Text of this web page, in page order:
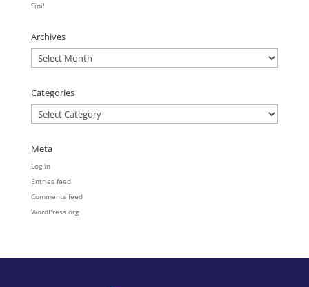
Sini!
Archives
Archives
Categories
Categories
Meta
Log in
Entries feed
Comments feed
WordPress.org